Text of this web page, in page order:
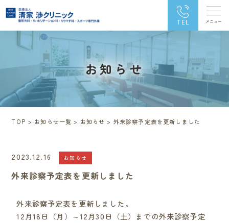
TEL
お知らせ
TOP > お知らせ一覧 > お知らせ > 外来診察予定表を更新しました
2023.12.16 お知らせ
外来診察予定表を更新しました
外来診察予定表を更新しました。
12月18日（月）～12月30日（土）までの外来診察予定